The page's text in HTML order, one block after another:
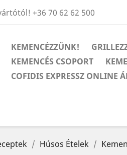
+36 70 62 62 500
KEMENCÉZZÜNK!
KEMENCÉS CSOPORT
COFIDIS EXPRESSZ ONLINE
Húsos Ételek